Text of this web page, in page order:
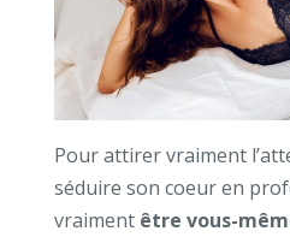
Pour attirer vraiment
séduire son coeur en
vraiment être vous-